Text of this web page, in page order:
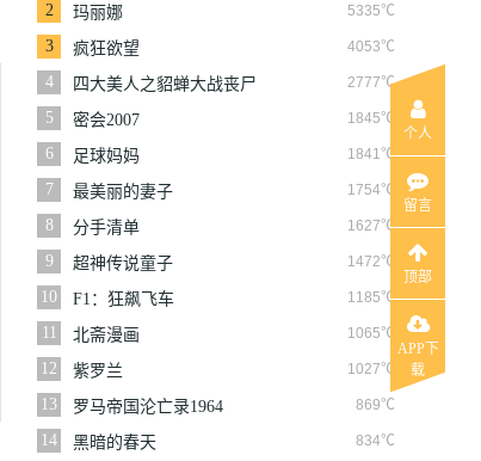
2 5335℃
玛丽娜
3
4053℃
疯狂欲望
4
2777℃
四大美人之貂蝉大战丧尸
5
1845℃
密会2007
6
1841℃
足球妈妈
7
1754℃
最美丽的妻子
8
1627℃
分手清单
9
1472℃
超神传说童子
10
1185℃
F1：狂飙飞车
11
1065℃
北斋漫画
12
1027℃
紫罗兰
13
869℃
罗马帝国沦亡录1964
14
834℃
黑暗的春天
个人
留言
顶部
APP下
载